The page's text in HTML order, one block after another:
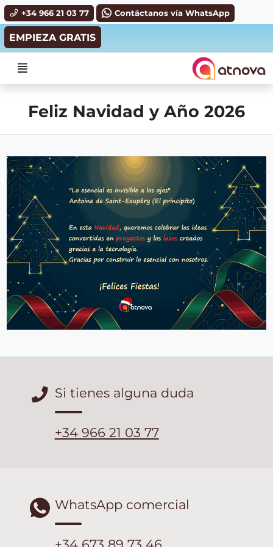
Ir al contenido principal de la página
+34 966 21 03 77 Contáctanos vía WhatsApp
EMPIEZA GRATIS
Feliz Navidad y Año 2026
Si tienes alguna duda
+34 966 21 03 77
WhatsApp comercial
+34 673 89 73 46